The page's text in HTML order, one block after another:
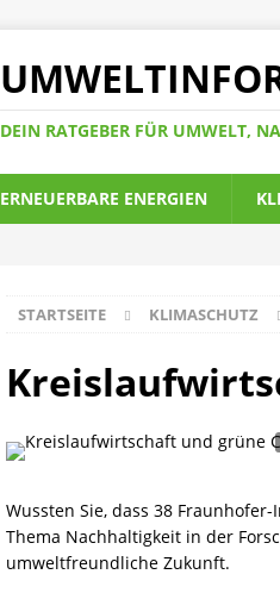
DEIN RATGEBER FÜR UMWELT,
ERNEUERBARE ENERGIEN
STARTSEITE KLIMASCHUTZ
Wussten Sie, dass 38
Thema Nachhaltigkeit in der
umweltfreundliche Zukunft.